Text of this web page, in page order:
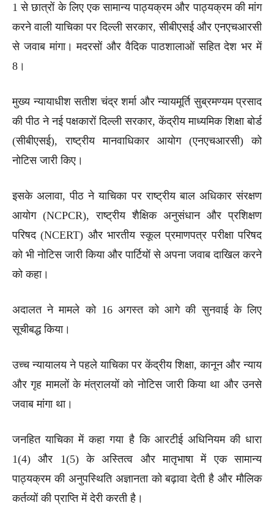
1 से छात्रों के लिए एक सामान्य पाठ्यक्रम और पाठ्यक्रम की मांग
करने वाली याचिका पर दिल्ली सरकार, सीबीएसई और एनएचआरसी
से जवाब मांगा। मदरसों और वैदिक पाठशालाओं सहित देश भर में
8।
मुख्य न्यायाधीश सतीश चंद्र शर्मा और न्यायमूर्ति सुब्रमण्यम प्रसाद
की पीठ ने नई पक्षकारों दिल्ली सरकार, केंद्रीय माध्यमिक शिक्षा बोर्ड
(सीबीएसई), राष्ट्रीय मानवाधिकार आयोग (एनएचआरसी) को
नोटिस जारी किए।
इसके अलावा, पीठ ने याचिका पर राष्ट्रीय बाल अधिकार संरक्षण
आयोग (NCPCR), राष्ट्रीय शैक्षिक अनुसंधान और प्रशिक्षण
परिषद (NCERT) और भारतीय स्कूल प्रमाणपत्र परीक्षा परिषद
को भी नोटिस जारी किया और पार्टियों से अपना जवाब दाखिल करने
को कहा।
अदालत ने मामले को 16 अगस्त को आगे की सुनवाई के लिए
सूचीबद्ध किया।
उच्च न्यायालय ने पहले याचिका पर केंद्रीय शिक्षा, कानून और न्याय
और गृह मामलों के मंत्रालयों को नोटिस जारी किया था और उनसे
जवाब मांगा था।
जनहित याचिका में कहा गया है कि आरटीई अधिनियम की धारा
1(4) और 1(5) के अस्तित्व और मातृभाषा में एक सामान्य
पाठ्यक्रम की अनुपस्थिति अज्ञानता को बढ़ावा देती है और मौलिक
कर्तव्यों की प्राप्ति में देरी करती है।